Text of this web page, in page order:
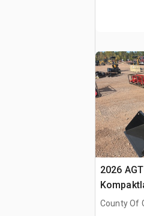
2026
County Of